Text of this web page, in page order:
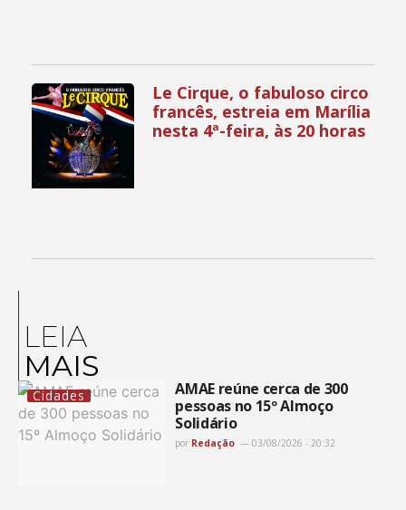
Le Cirque, o fabuloso circo
francês, estreia em Marília
nesta 4ª-feira, às 20 horas
LEIA
MAIS
Cidades
AMAE reúne cerca de 300
pessoas no 15º Almoço
Solidário
por Redação 03/08/2026 - 20:32